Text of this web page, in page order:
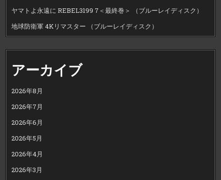
ヤマトよ永遠に REBEL3199 7＜最終巻＞ （ブルーレイディスク）
地球防衛軍 4Kリマスター （ブルーレイディスク）
アーカイブ
2026年8月
2026年7月
2026年6月
2026年5月
2026年4月
2026年3月